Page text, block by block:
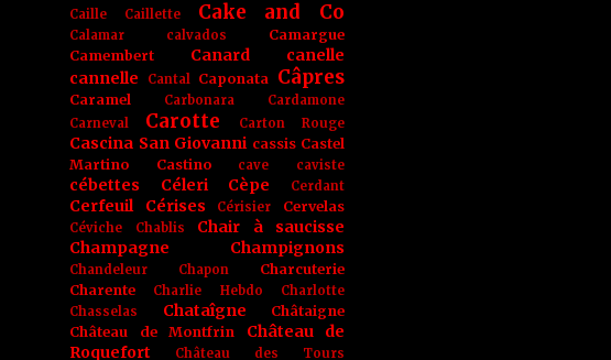
Caille Caillette Cake and Co
Calamar calvados
Camargue
Camembert
Canard
canelle
cannelle
Cantal Caponata Câpres
Caramel Carbonara
Cardamone
Carneval
Carotte Carton Rouge
Cascina San Giovanni cassis Castel
Martino
Castino cave caviste
cébettes Céleri Cèpe Cerdant
Cerfeuil Cérises Cérisier Cervelas
Céviche Chablis
Chair à saucisse
Champagne
Champignons
Chandeleur Chapon
Charcuterie
Charente
Charlie Hebdo
Charlotte
Chasselas
Chataîgne
Châtaigne
Château de Montfrin
Château de
Roquefort
Château des Tours